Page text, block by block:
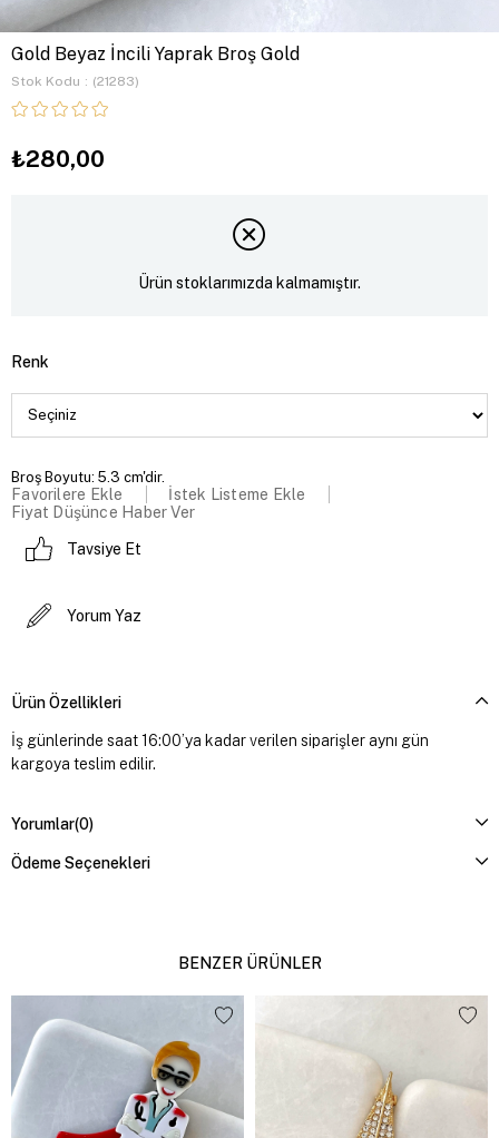
Gold Beyaz İncili Yaprak Broş Gold
Stok Kodu (21283)
₺280,00
Ürün stoklarımızda kalmamıştır.
Renk
Broş Boyutu: 5.3 cm'dir.
Favorilere Ekle
İstek Listeme Ekle
Fiyat Düşünce Haber Ver
Tavsiye Et
Yorum Yaz
Ürün Özellikleri
İş günlerinde saat 16:00’ya kadar verilen siparişler aynı gün
kargoya teslim edilir.
Yorumlar(0)
Ödeme Seçenekleri
BENZER ÜRÜNLER